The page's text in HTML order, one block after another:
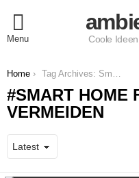
Menu Coole
You are here:
Home Tag Archives: Smart Home Fehler Vermeiden
SMART HOME
VERMEIDEN